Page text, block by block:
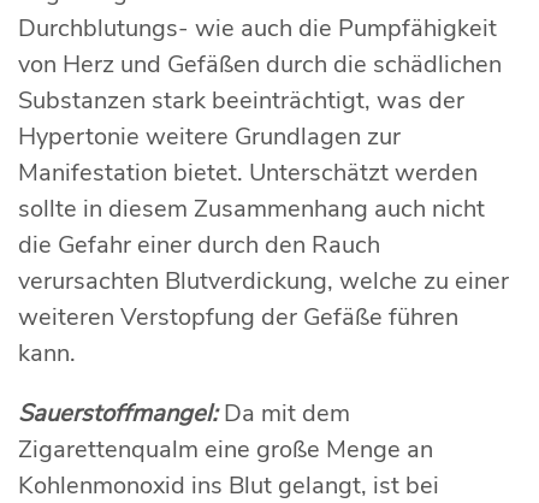
Durchblutungs- wie auch die Pumpfähigkeit
von Herz und Gefäßen durch die schädlichen
Substanzen stark beeinträchtigt, was der
Hypertonie weitere Grundlagen zur
Manifestation bietet. Unterschätzt werden
sollte in diesem Zusammenhang auch nicht
die Gefahr einer durch den Rauch
verursachten Blutverdickung, welche zu einer
weiteren Verstopfung der Gefäße führen
kann.
Sauerstoffmangel:Da mit dem
Zigarettenqualm eine große Menge an
Kohlenmonoxid ins Blut gelangt, ist bei